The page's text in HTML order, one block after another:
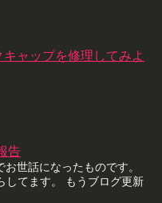
キャップを修理してみよ
告
世話になったものです。
してます。 もうブログ更新